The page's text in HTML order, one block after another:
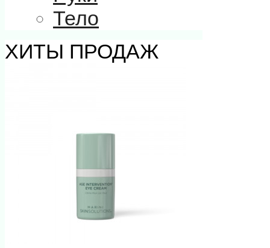
Тело
ХИТЫ ПРОДАЖ